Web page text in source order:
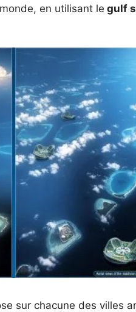
en utilisant le gulf
sur chacune des villes